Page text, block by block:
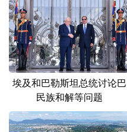
多语种频道
English Español
Русский язык
Deutsch Português
埃及和巴勒斯坦总统讨论巴
民族和解等问题